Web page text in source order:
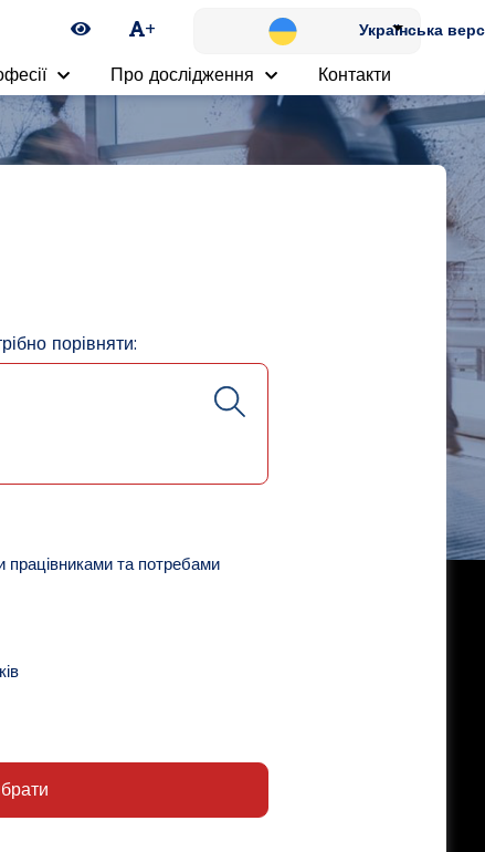
Ikona zmiany kontrastu
+ Українська
Про дослідження Контакти
порівняти:
працівниками та потребами